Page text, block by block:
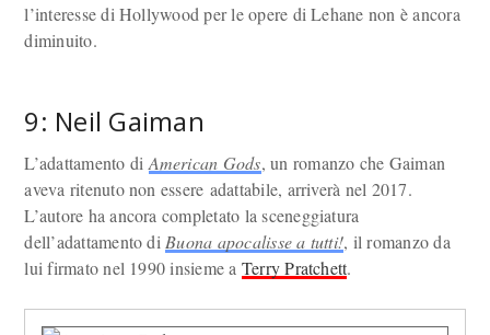
l’interesse di Hollywood per le opere di Lehane non è ancora
diminuito.
9: Neil Gaiman
L’adattamento di American Gods, un romanzo che Gaiman
aveva ritenuto non essere adattabile, arriverà nel 2017.
L’autore ha ancora completato la sceneggiatura
dell’adattamento di Buona apocalisse a tutti!, il romanzo da
lui firmato nel 1990 insieme a Terry Pratchett.